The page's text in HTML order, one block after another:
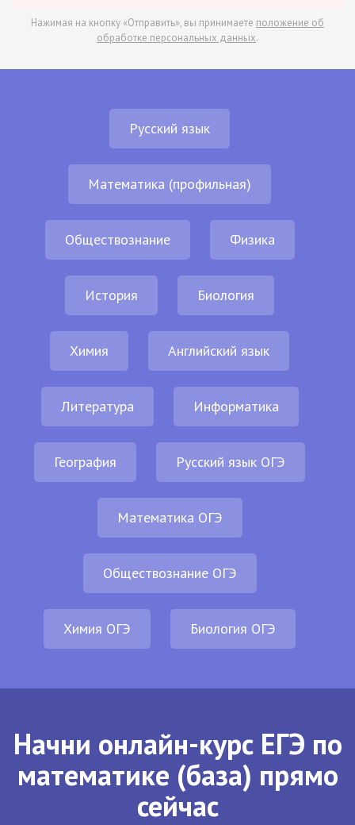
Нажимая на кнопку «Отправить», вы принимаете положение об
обработке персональных данных.
Русский язык
Математика (профильная)
Обществознание Физика
История Биология
Химия Английский язык
Литература Информатика
География Русский язык ОГЭ
Математика ОГЭ
Обществознание ОГЭ
Химия ОГЭ Биология ОГЭ
Начни онлайн-курс ЕГЭ по
математике (база) прямо
сейчас